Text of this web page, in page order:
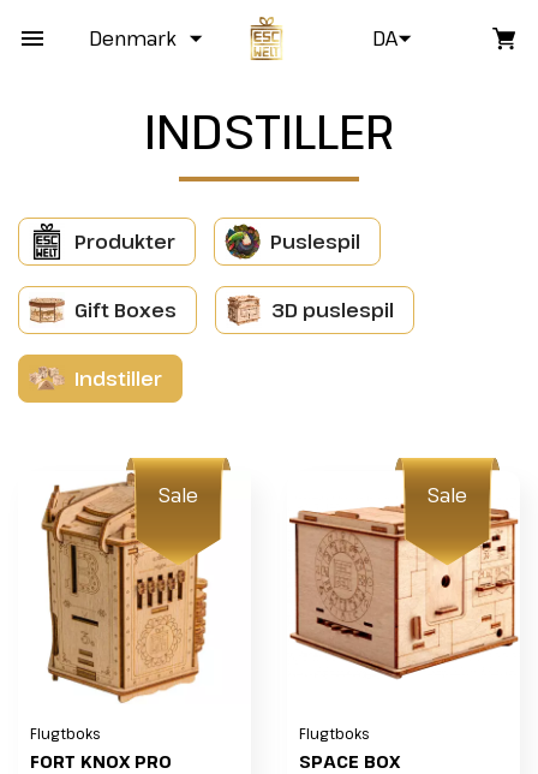
Denmark DA
INDSTILLER
Produkter Puslespil
Gift Boxes 3D puslespil
Indstiller
Sale
Flugtboks
FORT KNOX PRO
Sale
Flugtboks
SPACE BOX